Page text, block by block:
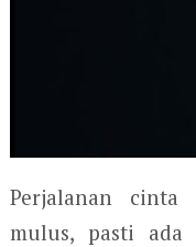
Perjalanan cinta
mulus, pasti